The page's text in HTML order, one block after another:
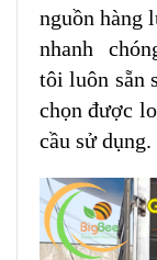
nguồn hàng
nhanh
tôi luôn sẵn
chọn được
cầu sử dụng.